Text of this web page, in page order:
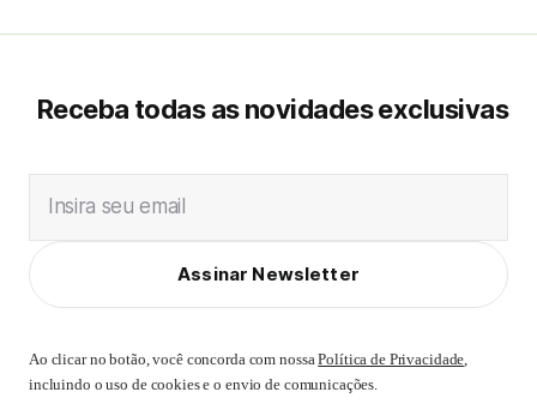
Receba todas as novidades exclusivas
Insira seu email
Assinar Newsletter
Ao clicar no botão, você concorda com nossaPolítica de Privacidade,
incluindo o uso de cookies e o envio de comunicações.